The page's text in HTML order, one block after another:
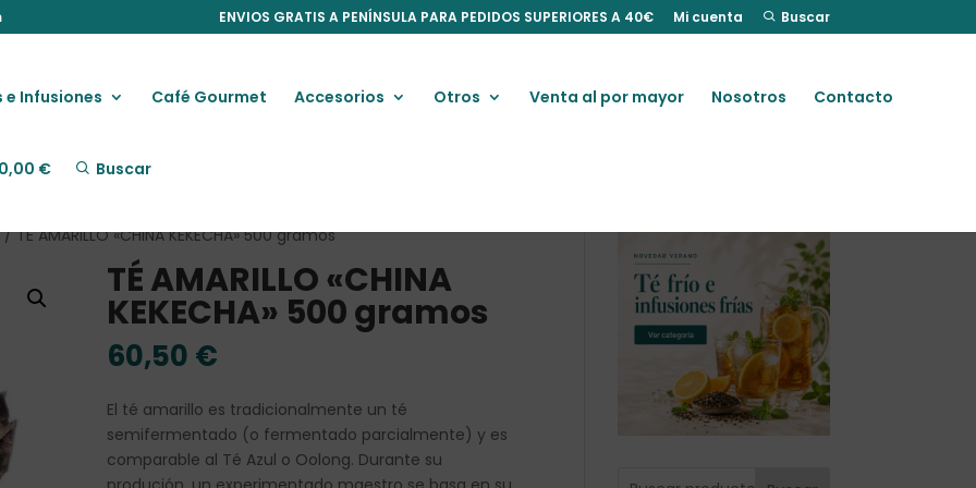
ENVIOS GRATIS A PENÍNSULA PARA PEDIDOS SUPERIORES A 40€ Mi cuenta Buscar
e Infusiones Café Gourmet Accesorios Otros Venta al por mayor Nosotros Contacto
0,00 € Buscar
/ TÉ AMARILLO «CHINA KEKECHA» 500 gramos
TÉ AMARILLO «CHINA
KEKECHA» 500 gramos
60,50 €
El té amarillo es tradicionalmente un té
semifermentado (o fermentado parcialmente) y es
comparable al Té Azul o Oolong. Durante su